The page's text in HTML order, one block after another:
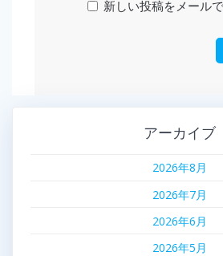
新しい投稿をメール
アーカイブ
2026年8月
2026年7月
2026年6月
2026年5月